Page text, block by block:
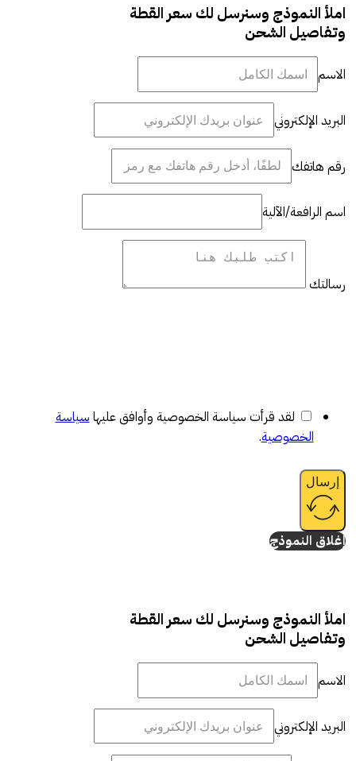
املأ النموذج وسنرسل لك سعر القطة
وتفاصيل الشحن
الاسم
البريد الإلكتروني
رقم هاتفك
اسم الرافعة/الآلية
رسالتك
لقد قرأت سياسة الخصوصية وأوافق عليها سياسة
الخصوصية.
إرسال
إغلاق النموذج
املأ النموذج وسنرسل لك سعر القطة
وتفاصيل الشحن
الاسم
البريد الإلكتروني